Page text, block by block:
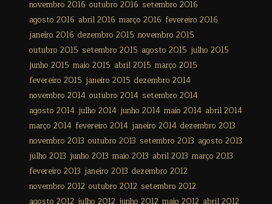
novembro 2016 outubro 2016 setembro 2016
agosto 2016 abril 2016 março 2016 fevereiro 2016
janeiro 2016 dezembro 2015 novembro 2015
outubro 2015 setembro 2015 agosto 2015 julho 2015
junho 2015 maio 2015 abril 2015 março 2015
fevereiro 2015 janeiro 2015 dezembro 2014
novembro 2014 outubro 2014 setembro 2014
agosto 2014 julho 2014 junho 2014 maio 2014 abril 2014
março 2014 fevereiro 2014 janeiro 2014 dezembro 2013
novembro 2013 outubro 2013 setembro 2013 agosto 2013
julho 2013 junho 2013 maio 2013 abril 2013 março 2013
fevereiro 2013 janeiro 2013 dezembro 2012
novembro 2012 outubro 2012 setembro 2012